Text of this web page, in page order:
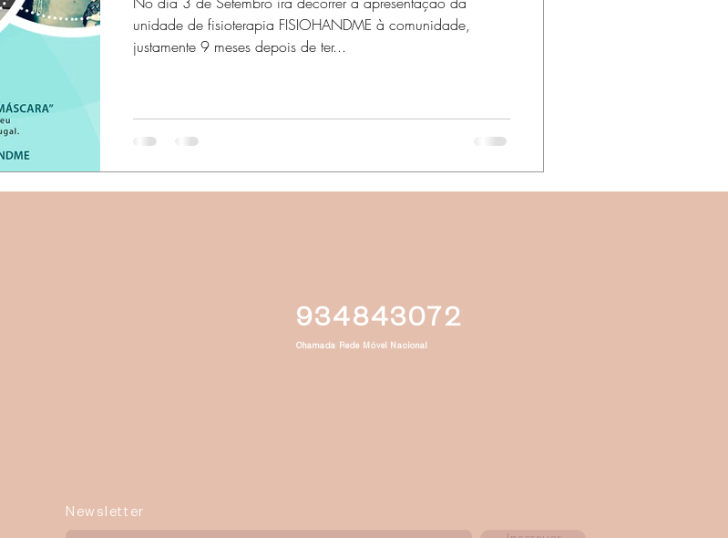
unidade de fisioterapia FISIOHANDME à comunidade,
justamente 9 meses depois de ter...
934843072
Chamada Rede Móvel Nacional
Newsletter